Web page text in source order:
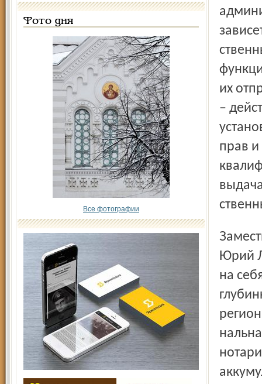
Фото дня
Все фотографии
их
–
прав и
Заместитель министра юстиции Российской Федерации
Юрий
на